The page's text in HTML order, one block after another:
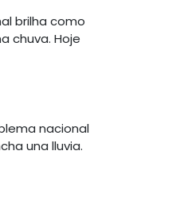
brilha como
chuva. Hoje
nacional
una lluvia.